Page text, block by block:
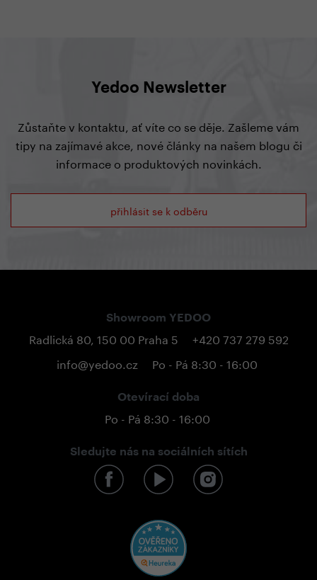
Yedoo Newsletter
Zůstaňte v kontaktu, ať víte co se děje. Zašleme vám
tipy na zajímavé akce, nové články na našem blogu či
informace o produktových novinkách.
přihlásit se k odběru
Showroom YEDOO
Radlická 80, 150 00 Praha 5
+420 737 279 592
info@yedoo.cz
Po - Pá 8:30 - 16:00
Otevírací doba
Po - Pá 8:30 - 16:00
Sledujte nás na sociálních sítích